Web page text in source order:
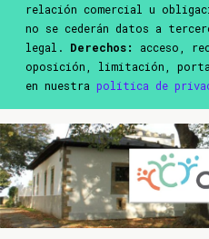
relación comercial u
no se cederán datos a
legal. Derechos:
acceso,
oposición, limitación,
en nuestra política de